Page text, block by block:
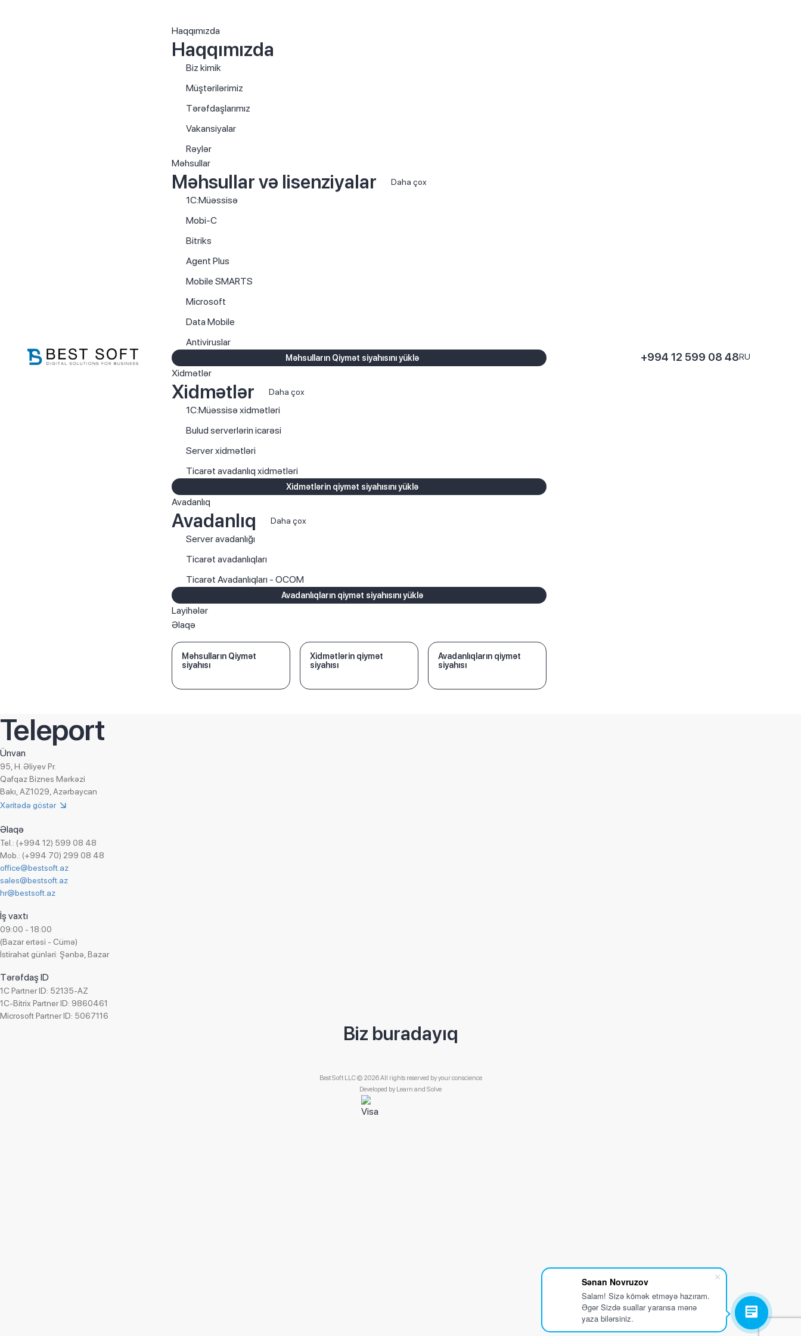
Sənan Novruzov
Salam! Sizə kömək etməyə hazıram.
Əgər Sizdə suallar yaransa mənə
yaza bilərsiniz.
Haqqımızda
Haqqımızda
Biz kimik
Müştərilərimiz
Tərəfdaşlarımız
Vakansiyalar
Rəylər
Məhsullar
Məhsullar və lisenziyalar Daha çox
1C:Müəssisə
Mobi-C
Bitriks
Agent Plus
Mobile SMARTS
Microsoft
Data Mobile
Antiviruslar
Məhsulların Qiymət siyahısını yüklə
Xidmətlər
Xidmətlər Daha çox
1C:Müəssisə xidmətləri
Bulud serverlərin icarəsi
Server xidmətləri
Ticarət avadanlıq xidmətləri
Xidmətlərin qiymət siyahısını yüklə
Avadanlıq
Avadanlıq Daha çox
Server avadanlığı
Ticarət avadanlıqları
Ticarət Avadanlıqları - OCOM
Avadanlıqların qiymət siyahısını yüklə
Layihələr
Əlaqə
Məhsulların Qiymət
siyahısı
Xidmətlərin qiymət
siyahısı
Avadanlıqların qiymət
siyahısı
+994 12 599 08 48RU
Teleport
Ünvan
95, H. Əliyev Pr.
Qafqaz Biznes Mərkəzi
Bakı, AZ1029, Azərbaycan
Xəritədə göstər
Əlaqə
Tel.: (+994 12) 599 08 48
Mob.: (+994 70) 299 08 48
office@bestsoft.az
sales@bestsoft.az
hr@bestsoft.az
İş vaxtı
09:00 - 18:00
(Bazar ertəsi - Cümə)
İstirahət günləri: Şənbə, Bazar
Tərəfdaş ID
1C Partner ID: 52135-AZ
1C-Bitrix Partner ID: 9860461
Microsoft Partner ID: 5067116
Biz buradayıq
Best Soft LLC © 2026 All rights reserved by your conscience
Developed by Learn and Solve